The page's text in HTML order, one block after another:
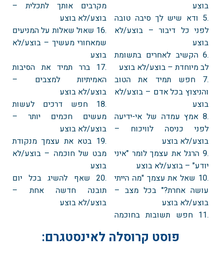
בוצע
.5 ודא שיש לך סיבה טובה
לפני כל דיבור – בוצע/לא
בוצע
.6 הקשיב לאחרים בתשומת
לב מיוחדת – בוצע/לא בוצע
.7 חפש תמיד את הטוב
והניצוץ בכל אדם – בוצע/לא
בוצע
.8 אמץ עמדה של אי-ידיעה
לפני כניסה לוויכוח –
בוצע/לא בוצע
.9 הרגל את עצמך לומר "איני
יודע" – בוצע/לא בוצע
.10 שאל את עצמך "מה הייתי
עושה אחרת?" בכל מצב –
בוצע/לא בוצע
.11 חפש תשובות בחוכמה
מקרבים אותך לתכלית –
בוצע/לא בוצע
.16 שאול שאלות על המניעים
שמאחורי מעשיך – בוצע/לא
בוצע
.17 ברר תמיד את הסיבות
האמיתיות למצבים –
בוצע/לא בוצע
.18 חפש דרכים לעשות
מעשים חכמים יותר –
בוצע/לא בוצע
.19 בטא את עצמך מנקודת
מבט של חוכמה – בוצע/לא
בוצע
.20 שאף להשיג בכל יום
תובנה חדשה אחת –
בוצע/לא בוצע
פוסט קרוסלה לאינסטגרם: